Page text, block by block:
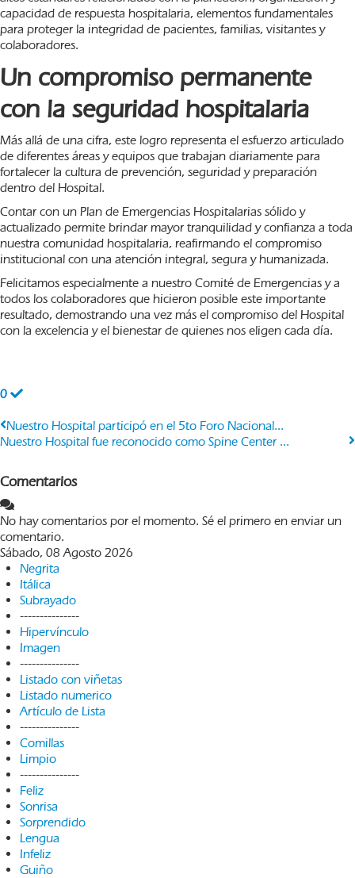
capacidad de respuesta hospitalaria, elementos fundamentales
para proteger la integridad de pacientes, familias, visitantes y
colaboradores.
Un compromiso permanente
con la seguridad hospitalaria
Más allá de una cifra, este logro representa el esfuerzo articulado
de diferentes áreas y equipos que trabajan diariamente para
fortalecer la cultura de prevención, seguridad y preparación
dentro del Hospital.
Contar con un Plan de Emergencias Hospitalarias sólido y
actualizado permite brindar mayor tranquilidad y confianza a toda
nuestra comunidad hospitalaria, reafirmando el compromiso
institucional con una atención integral, segura y humanizada.
Felicitamos especialmente a nuestro Comité de Emergencias y a
todos los colaboradores que hicieron posible este importante
resultado, demostrando una vez más el compromiso del Hospital
con la excelencia y el bienestar de quienes nos eligen cada día.
0
Nuestro Hospital participó en el 5to Foro Nacional...
Nuestro Hospital fue reconocido como Spine Center ...
Comentarios
No hay comentarios por el momento. Sé el primero en enviar un
comentario.
Sábado, 08 Agosto 2026
Negrita
Itálica
Subrayado
---------------
Hipervínculo
Imagen
---------------
Listado con viñetas
Listado numerico
Artículo de Lista
---------------
Comillas
Limpio
---------------
Feliz
Sonrisa
Sorprendido
Lengua
Infeliz
Guiño